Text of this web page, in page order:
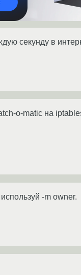
секунду в
o-matic на
-m owner.